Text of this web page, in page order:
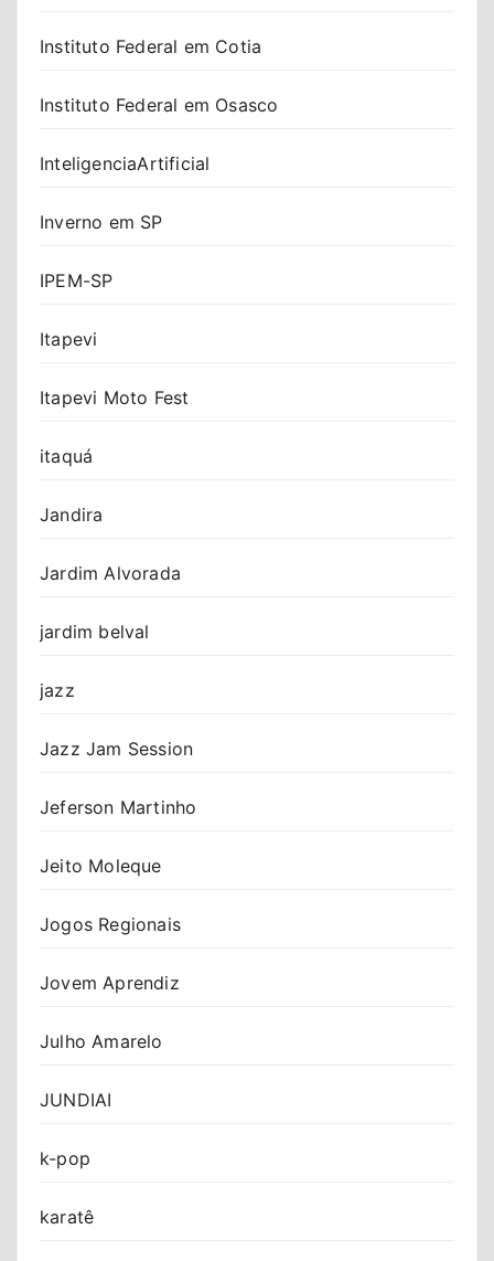
Instituto Federal em Cotia
Instituto Federal em Osasco
InteligenciaArtificial
Inverno em SP
IPEM-SP
Itapevi
Itapevi Moto Fest
itaquá
Jandira
Jardim Alvorada
jardim belval
jazz
Jazz Jam Session
Jeferson Martinho
Jeito Moleque
Jogos Regionais
Jovem Aprendiz
Julho Amarelo
JUNDIAI
k-pop
karatê